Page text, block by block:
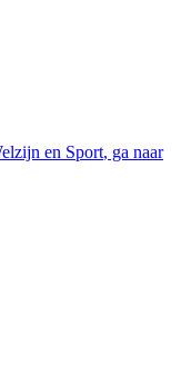
en Sport, ga naar